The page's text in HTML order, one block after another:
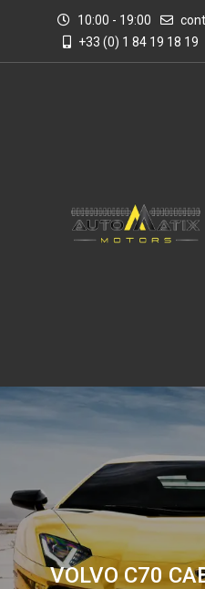
10:00 - 19:00
+33 (0) 1 84 19 18 19
VOLVO C70